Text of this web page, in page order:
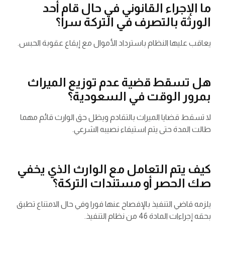
ما الإجراء القانوني في حال قام أحد
الورثة بالتصرف في التركة سرا؟
يعاقب عليها النظام باسترداد الأموال مع إيقاع عقوبة الحبس.
هل تسقط قضية عدم توزيع الميراث
بمرور الوقت في السعودية؟
لا تسقط قضايا الميراث بالتقادم ويظل حق الوارث قائم مهما
طالت المدة حتى يتم استيفاء نصيبه الشرعي.
كيف يتم التعامل مع الوارث الذي يخفي
صك الحصر أو مستندات التركة؟
يلزمه قاضي التنفيذ بالإفصاح عنها فورا وفي حال الامتناع تطبق
بحقه إجراءات المادة 46 من نظام التنفيذ.